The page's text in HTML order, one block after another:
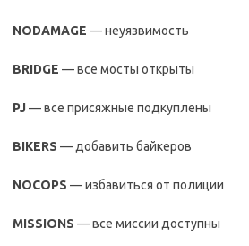
NODAMAGE — неуязвимость
BRIDGE — все мосты открыты
PJ— все присяжные подкуплены
BIKERS — добавить байкеров
NOCOPS — избавиться от полиции
MISSIONS — все миссии доступны